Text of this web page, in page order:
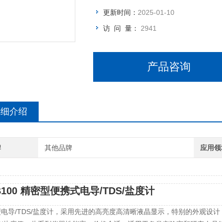
更新时间： 2025-01-10
访 问 量： 2941
产品咨询
介绍
其他品牌 应用
精密型便携式电导/TDS/盐度计
导/TDS/盐度计，采用先进的高亮度高清晰液晶显示，特别的外观设